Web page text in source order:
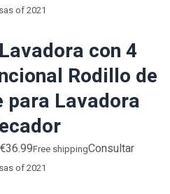
as of 2021
con 4
Rodillo de
Lavadora
Free shippingConsultar
as of 2021